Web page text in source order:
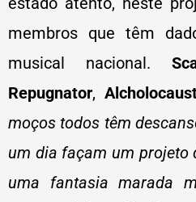
membros que têm
musical nacional.
Repugnator,
moços todos têm
um dia façam um projeto
uma fantasia marada